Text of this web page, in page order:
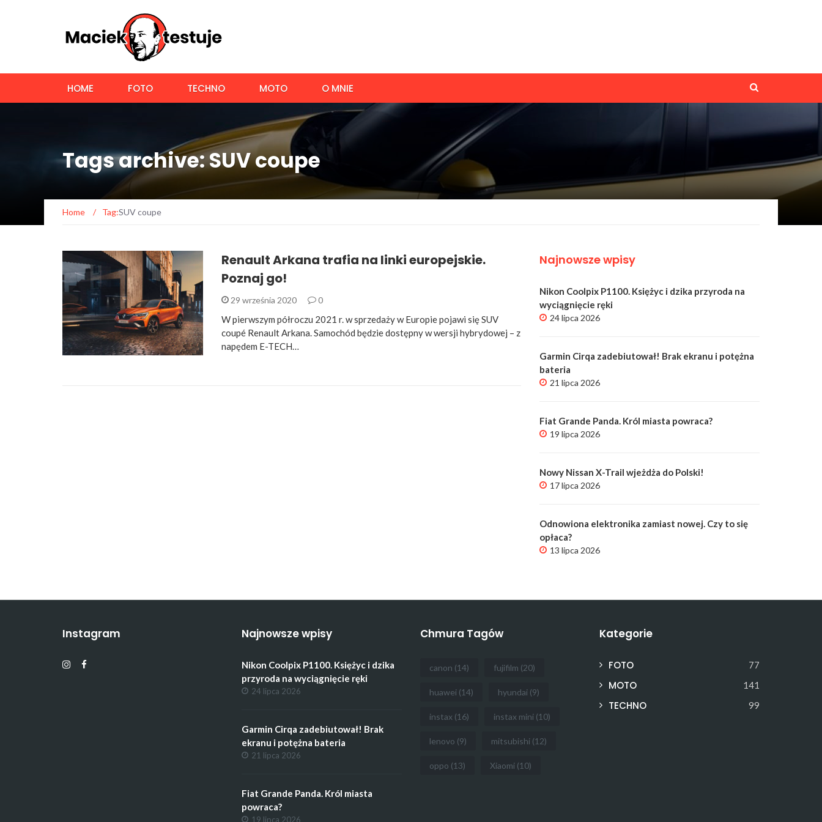
HOME FOTO TECHNO MOTO O MNIE
Tags archive: SUV coupe
Home / Tag:SUV coupe
Renault Arkana trafia na linki europejskie.
Poznaj go!
29 września 2020 0
W pierwszym półroczu 2021 r. w sprzedaży w Europie pojawi się SUV
coupé Renault Arkana. Samochód będzie dostępny w wersji hybrydowej – z
napędem E-TECH…
Najnowsze wpisy
Nikon Coolpix P1100. Księżyc i dzika przyroda na
wyciągnięcie ręki
24 lipca 2026
Garmin Cirqa zadebiutował! Brak ekranu i potężna
bateria
21 lipca 2026
Fiat Grande Panda. Król miasta powraca?
19 lipca 2026
Nowy Nissan X-Trail wjeżdża do Polski!
17 lipca 2026
Odnowiona elektronika zamiast nowej. Czy to się
opłaca?
13 lipca 2026
Instagram Najnowsze wpisy
Nikon Coolpix P1100. Księżyc i dzika
przyroda na wyciągnięcie ręki
24 lipca 2026
Garmin Cirqa zadebiutował! Brak
ekranu i potężna bateria
21 lipca 2026
Fiat Grande Panda. Król miasta
powraca?
19 lipca 2026
Chmura Tagów
canon (14) fujifilm (20)
huawei (14) hyundai (9)
instax (16) instax mini (10)
lenovo (9) mitsubishi (12)
oppo (13) Xiaomi (10)
Kategorie
FOTO 77
MOTO 141
TECHNO 99